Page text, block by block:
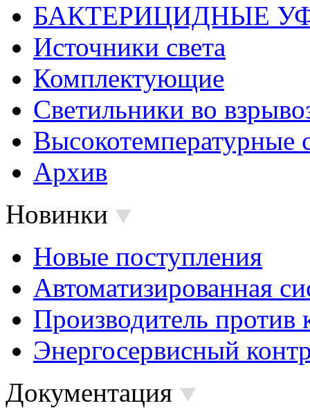
БАКТЕРИЦИДНЫЕ
Источники света
Комплектующие
Светильники во
Высокотемпературные
Архив
Новинки
Новые поступления
Автоматизированная
Производитель против
Энергосервисный
Документация